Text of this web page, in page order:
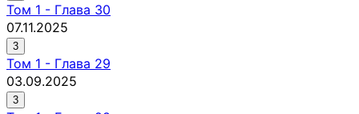
Том 1 - Глава 30
07.11.2025
3
Том 1 - Глава 29
03.09.2025
3